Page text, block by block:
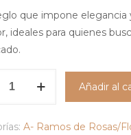
que impone elegancia
ideales para quienes
Añadir al
A- Ramos de Rosas/